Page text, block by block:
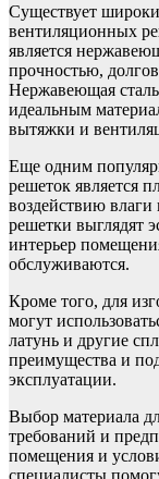
Существует
вентиляционных
является
прочностью,
Нержавеющая сталь
идеальным
вытяжки и
Еще одним
решеток является
воздействию
решетки выглядят
интерьер
обслуживаются.
Кроме того, для
могут
латунь и другие
преимущества и
эксплуатации.
Выбор материала
требований и
помещения и
специалисты